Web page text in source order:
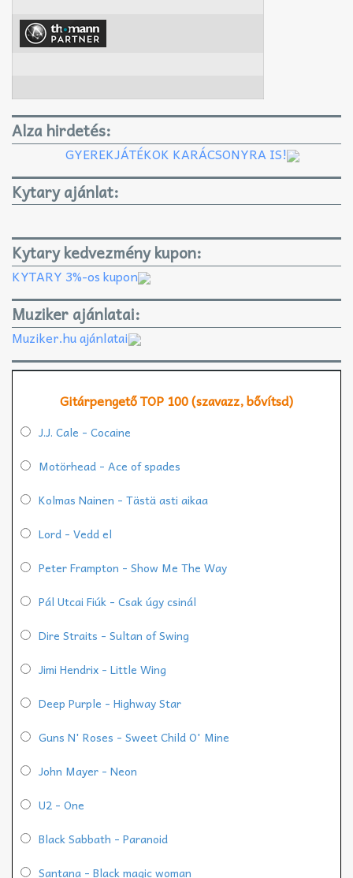
Alza hirdetés:
GYEREKJÁTÉKOK KARÁCSONYRA IS!
Kytary ajánlat:
Kytary kedvezmény kupon:
KYTARY 3%-os kupon
Muziker ajánlatai:
Muziker.hu ajánlatai
Gitárpengető TOP 100 (szavazz, bővítsd)
J.J. Cale - Cocaine
Motörhead - Ace of spades
Kolmas Nainen - Tästä asti aikaa
Lord - Vedd el
Peter Frampton - Show Me The Way
Pál Utcai Fiúk - Csak úgy csinál
Dire Straits - Sultan of Swing
Jimi Hendrix - Little Wing
Deep Purple - Highway Star
Guns N' Roses - Sweet Child O' Mine
John Mayer - Neon
U2 - One
Black Sabbath - Paranoid
Santana - Black magic woman